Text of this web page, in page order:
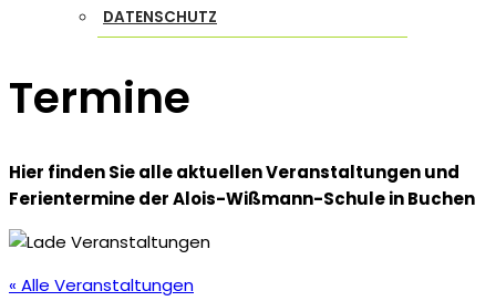
DATENSCHUTZ
Termine
Hier finden Sie alle aktuellen Veranstaltungen und
Ferientermine der Alois-Wißmann-Schule in Buchen
« Alle Veranstaltungen